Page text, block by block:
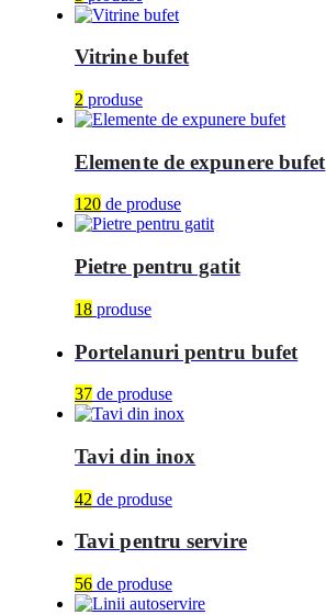
Vitrine bufet
2 produse
Elemente de expunere bufet
120 de produse
Pietre pentru gatit
18 produse
Portelanuri pentru bufet
37 de produse
Tavi din inox
42 de produse
Tavi pentru servire
56 de produse